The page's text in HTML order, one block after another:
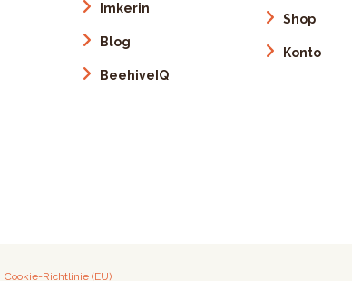
Imkerin
Blog
BeehiveIQ
Shop
Konto
Cookie-Richtlinie (EU)